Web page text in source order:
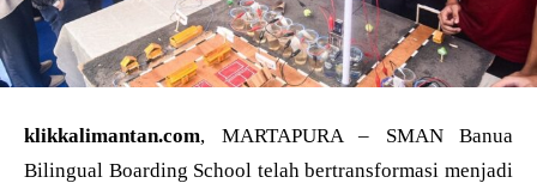
klikkalimantan.com, MARTAPURA – SMAN Banua
Bilingual Boarding School telah bertransformasi menjadi